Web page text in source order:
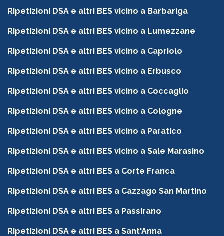
Ripetizioni DSA e altri BES vicino a Barbariga
Ripetizioni DSA e altri BES vicino a Lumezzane
Ripetizioni DSA e altri BES vicino a Capriolo
Ripetizioni DSA e altri BES vicino a Erbusco
Ripetizioni DSA e altri BES vicino a Coccaglio
Ripetizioni DSA e altri BES vicino a Cologne
Ripetizioni DSA e altri BES vicino a Paratico
Ripetizioni DSA e altri BES vicino a Sale Marasino
Ripetizioni DSA e altri BES a Corte Franca
Ripetizioni DSA e altri BES a Cazzago San Martino
Ripetizioni DSA e altri BES a Passirano
Ripetizioni DSA e altri BES a Sant'Anna